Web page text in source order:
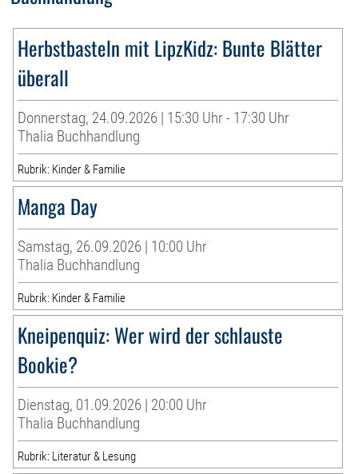
Herbstbasteln mit LipzKidz: Bunte Blätter
überall
Donnerstag, 24.09.2026 | 15:30 Uhr - 17:30 Uhr
Thalia Buchhandlung
Rubrik: Kinder & Familie
Manga Day
Samstag, 26.09.2026 | 10:00 Uhr
Thalia Buchhandlung
Rubrik: Kinder & Familie
Kneipenquiz: Wer wird der schlauste
Bookie?
Dienstag, 01.09.2026 | 20:00 Uhr
Thalia Buchhandlung
Rubrik: Literatur & Lesung